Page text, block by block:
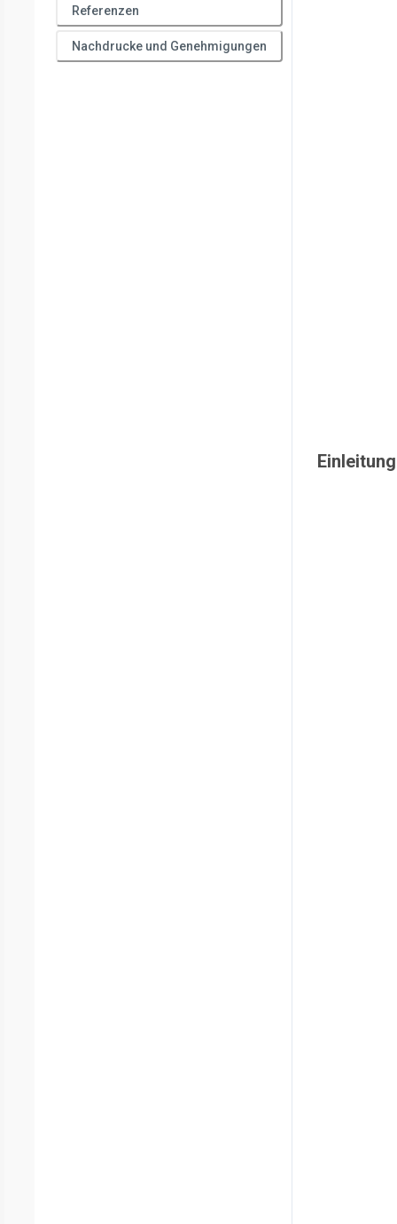
Referenzen
Nachdrucke und Genehmigungen
Einleitung